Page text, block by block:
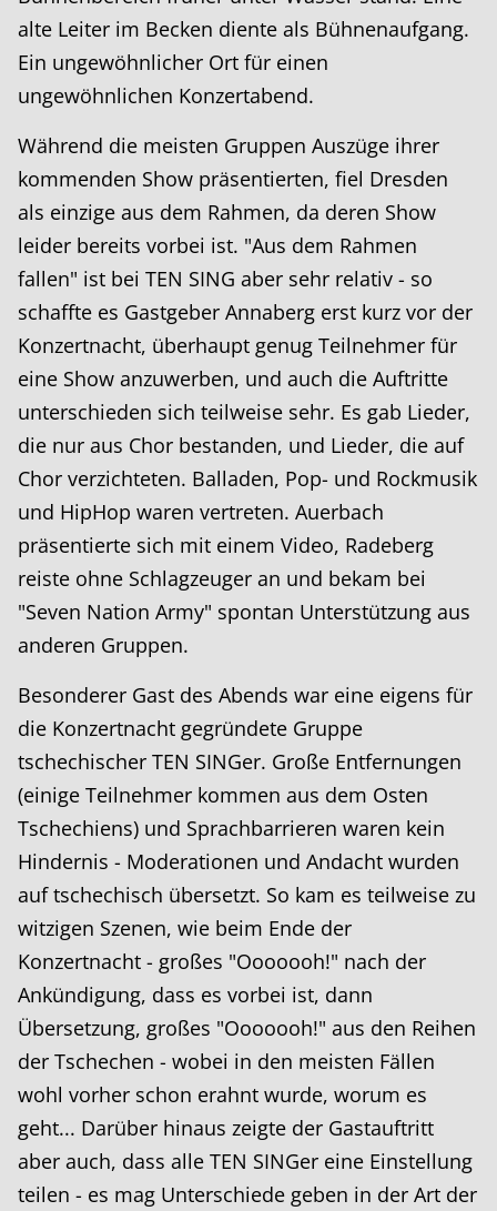
alte Leiter im Becken diente als Bühnenaufgang.
Ein ungewöhnlicher Ort für einen
ungewöhnlichen Konzertabend.
Während die meisten Gruppen Auszüge ihrer
kommenden Show präsentierten, fiel Dresden
als einzige aus dem Rahmen, da deren Show
leider bereits vorbei ist. "Aus dem Rahmen
fallen" ist bei TEN SING aber sehr relativ - so
schaffte es Gastgeber Annaberg erst kurz vor der
Konzertnacht, überhaupt genug Teilnehmer für
eine Show anzuwerben, und auch die Auftritte
unterschieden sich teilweise sehr. Es gab Lieder,
die nur aus Chor bestanden, und Lieder, die auf
Chor verzichteten. Balladen, Pop- und Rockmusik
und HipHop waren vertreten. Auerbach
präsentierte sich mit einem Video, Radeberg
reiste ohne Schlagzeuger an und bekam bei
"Seven Nation Army" spontan Unterstützung aus
anderen Gruppen.
Besonderer Gast des Abends war eine eigens für
die Konzertnacht gegründete Gruppe
tschechischer TEN SINGer. Große Entfernungen
(einige Teilnehmer kommen aus dem Osten
Tschechiens) und Sprachbarrieren waren kein
Hindernis - Moderationen und Andacht wurden
auf tschechisch übersetzt. So kam es teilweise zu
witzigen Szenen, wie beim Ende der
Konzertnacht - großes "Ooooooh!" nach der
Ankündigung, dass es vorbei ist, dann
Übersetzung, großes "Ooooooh!" aus den Reihen
der Tschechen - wobei in den meisten Fällen
wohl vorher schon erahnt wurde, worum es
geht... Darüber hinaus zeigte der Gastauftritt
aber auch, dass alle TEN SINGer eine Einstellung
teilen - es mag Unterschiede geben in der Art der